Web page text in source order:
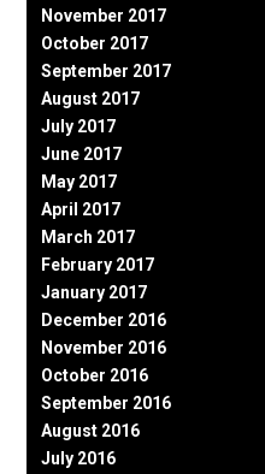
November 2017
October 2017
September 2017
August 2017
July 2017
June 2017
May 2017
April 2017
March 2017
February 2017
January 2017
December 2016
November 2016
October 2016
September 2016
August 2016
July 2016